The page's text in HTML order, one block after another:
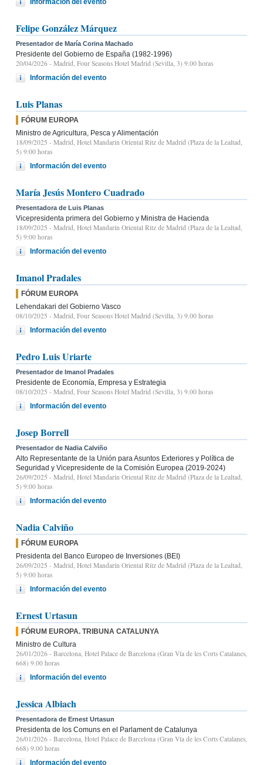
Información del evento
Felipe González Márquez
Presentador de María Corina Machado
Presidente del Gobierno de España (1982-1996)
20/04/2026 - Madrid, Four Seasons Hotel Madrid (Sevilla, 3) 9.00 horas
Información del evento
Luis Planas
FÓRUM EUROPA
Ministro de Agricultura, Pesca y Alimentación
18/09/2025 - Madrid, Hotel Mandarin Oriental Ritz de Madrid (Plaza de la Lealtad,
5) 9:00 horas
Información del evento
María Jesús Montero Cuadrado
Presentadora de Luis Planas
Vicepresidenta primera del Gobierno y Ministra de Hacienda
18/09/2025 - Madrid, Hotel Mandarin Oriental Ritz de Madrid (Plaza de la Lealtad,
5) 9:00 horas
Información del evento
Imanol Pradales
FÓRUM EUROPA
Lehendakari del Gobierno Vasco
08/10/2025 - Madrid, Four Seasons Hotel Madrid (Sevilla, 3) 9.00 horas
Información del evento
Pedro Luis Uriarte
Presentador de Imanol Pradales
Presidente de Economía, Empresa y Estrategia
08/10/2025 - Madrid, Four Seasons Hotel Madrid (Sevilla, 3) 9.00 horas
Información del evento
Josep Borrell
Presentador de Nadia Calviño
Alto Representante de la Unión para Asuntos Exteriores y Política de
Seguridad y Vicepresidente de la Comisión Europea (2019-2024)
26/09/2025 - Madrid, Hotel Mandarin Oriental Ritz de Madrid (Plaza de la Lealtad,
5) 9:00 horas
Información del evento
Nadia Calviño
FÓRUM EUROPA
Presidenta del Banco Europeo de Inversiones (BEI)
26/09/2025 - Madrid, Hotel Mandarin Oriental Ritz de Madrid (Plaza de la Lealtad,
5) 9:00 horas
Información del evento
Ernest Urtasun
FÓRUM EUROPA. TRIBUNA CATALUNYA
Ministro de Cultura
26/01/2026 - Barcelona, Hotel Palace de Barcelona (Gran Vía de les Corts Catalanes,
668) 9.00 horas
Información del evento
Jessica Albiach
Presentadora de Ernest Urtasun
Presidenta de los Comuns en el Parlament de Catalunya
26/01/2026 - Barcelona, Hotel Palace de Barcelona (Gran Vía de les Corts Catalanes,
668) 9.00 horas
Información del evento